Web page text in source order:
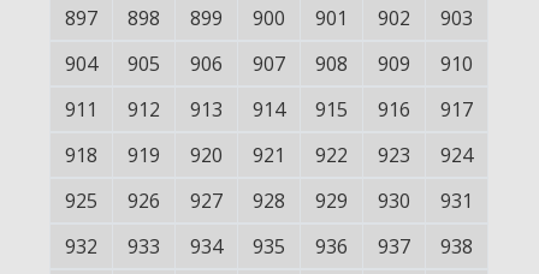
897
898 899 900 901 902
903
904
905 906 907 908 909
910
911
912 913 914 915 916
917
918
919 920 921 922 923
924
925
926 927 928 929 930
931
932
933 934 935 936 937
938